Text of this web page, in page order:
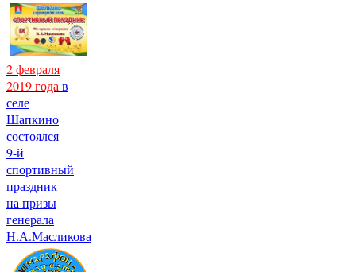
2 февраля
2019 года в
селе
Шапкино
состоялся
9-й
спортивный
праздник
на призы
генерала
Н.А.Масликова